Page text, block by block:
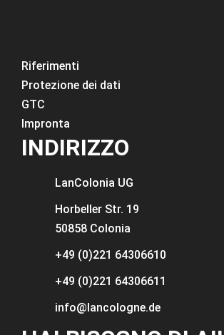
Riferimenti
Protezione dei dati
GTC
Impronta
INDIRIZZO
LanColonia UG
Horbeller Str. 19
50858 Colonia
+49 (0)221 64306610
+49 (0)221 64306611
info@lancologne.de